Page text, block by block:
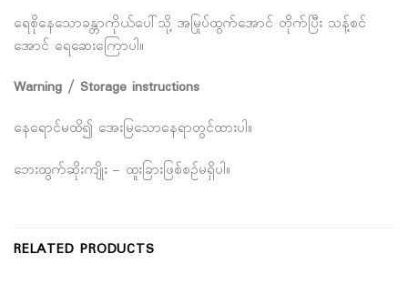
ရေစိုနေသောခန္တာကိုယ်ပေါ်သို့ အမြုပ်ထွက်အောင် တိုက်ပြီး သန့်စင်
အောင် ရေဆေးကြောပါ။
Warning / Storage instructions
နေရောင်မထိ၍ အေးမြသောနေရာတွင်ထားပါ။
ဘေးထွက်ဆိုးကျိုး – ထူးခြားဖြစ်စဥ်မရှိပါ။
RELATED PRODUCTS